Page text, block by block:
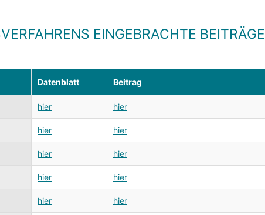
EINGEBRACHTE BEITRÄGE
Datenblatt Beitrag
hier hier
hier hier
hier hier
hier hier
hier hier